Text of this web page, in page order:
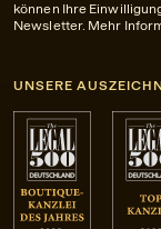
können Ihre
Newsletter. Mehr
UNSERE